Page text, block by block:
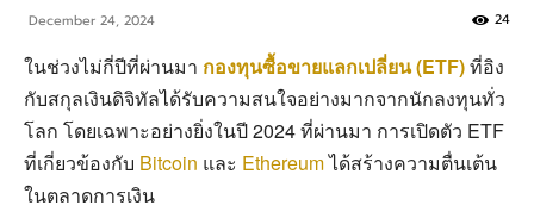
ปโต
December 24, 2024 24
ในช่วงไม่กี่ปีที่ผ่านมา กองทุนซื้อขายแลกเปลี่ยน (ETF)ที่อิง
กับสกุลเงินดิจิทัลได้รับความสนใจอย่างมากจากนักลงทุนทั่ว
โลก โดยเฉพาะอย่างยิ่งในปี 2024 ที่ผ่านมา การเปิดตัว ETF
ที่เกี่ยวข้องกับ Bitcoin และ Ethereumได้สร้างความตื่นเต้น
ในตลาดการเงิน